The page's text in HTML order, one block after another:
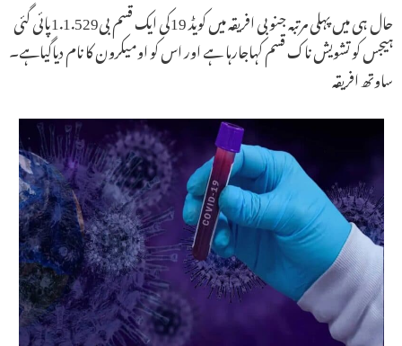
حال ہی میں پہلی مرتبہ جنوبی افریقہ میں کویڈ 19کی ایک قسم بی1.1.529پائی گئی
ہیجس کو تشویش ناک قسم کہاجارہا ہے اور اس کو اومیکرون کا نام دیاگیاہے۔
ساوتھ افریقہ